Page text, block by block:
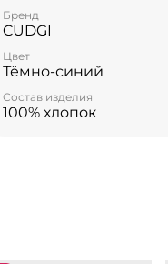
Бренд
CUDGI
Цвет
Тёмно-синий
Состав изделия
100% хлопок